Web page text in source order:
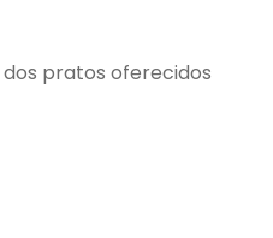
pratos oferecidos